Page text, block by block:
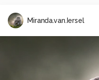
Miranda.van.Iersel